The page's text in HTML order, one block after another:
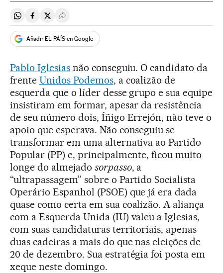
Compartir en Whatsapp
Compartir en Facebook
Compartir en Twitter
Desplegar Redes Sociales
Añadir EL PAÍS en Google
Pablo Iglesiasnão conseguiu. O candidato da
frente Unidos Podemos, a coalizão de
esquerda que o líder desse grupo e sua equipe
insistiram em formar, apesar da resistência
de seu número dois, Íñigo Errejón, não teve o
apoio que esperava. Não conseguiu se
transformar em uma alternativa ao Partido
Popular (PP) e, principalmente, ficou muito
longe do almejado sorpasso, a
“ultrapassagem” sobre o Partido Socialista
Operário Espanhol (PSOE) que já era dada
quase como certa em sua coalizão. A aliança
com a Esquerda Unida (IU) valeu a Iglesias,
com suas candidaturas territoriais, apenas
duas cadeiras a mais do que nas eleições de
20 de dezembro. Sua estratégia foi posta em
xeque neste domingo.